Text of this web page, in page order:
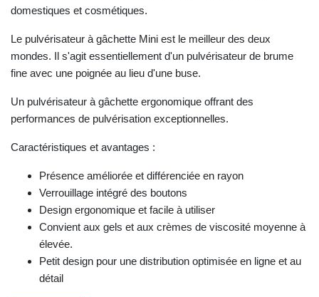
domestiques et cosmétiques.
Le pulvérisateur à gâchette Mini est le meilleur des deux
mondes. Il s'agit essentiellement d'un pulvérisateur de brume
fine avec une poignée au lieu d'une buse.
Un pulvérisateur à gâchette ergonomique offrant des
performances de pulvérisation exceptionnelles.
Caractéristiques et avantages :
Présence améliorée et différenciée en rayon
Verrouillage intégré des boutons
Design ergonomique et facile à utiliser
Convient aux gels et aux crèmes de viscosité moyenne à
élevée.
Petit design pour une distribution optimisée en ligne et au
détail